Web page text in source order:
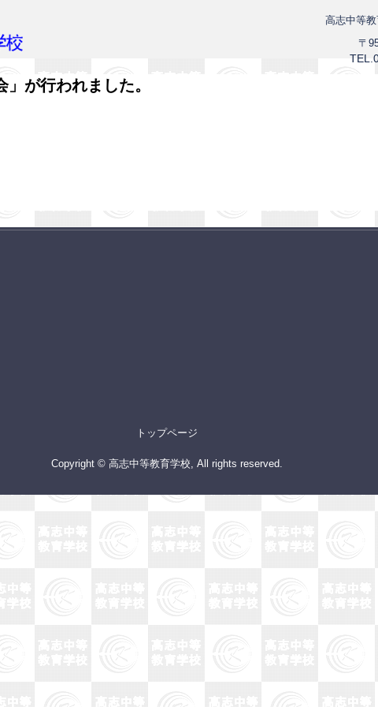
高志中等
〒
が行われました。
トップページ
Copyright © 高志中等教育学校, All rights reserved.